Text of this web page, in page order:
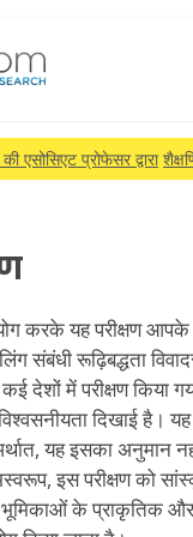
एसोसिएट प्रोफेसर द्वारा
करके यह परीक्षण आपके
संबंधी रूढ़िबद्धता
देशों में परीक्षण किया
दिखाई है।
यह इसका अनुमान
इस परीक्षण को
भूमिकाओं के प्राकृतिक